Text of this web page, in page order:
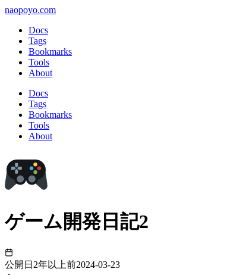
naopoyo.com
Docs
Tags
Bookmarks
Tools
About
Docs
Tags
Bookmarks
Tools
About
ゲーム開発日記2
公開日 2年以上前2024-03-23